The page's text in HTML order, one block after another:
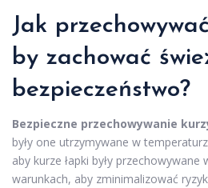
Jak
by zachować
bezpieczeństwo?
Bezpieczne przechowywanie
były one utrzymywane w
aby kurze łapki były przechowywane
warunkach, aby zminimalizować